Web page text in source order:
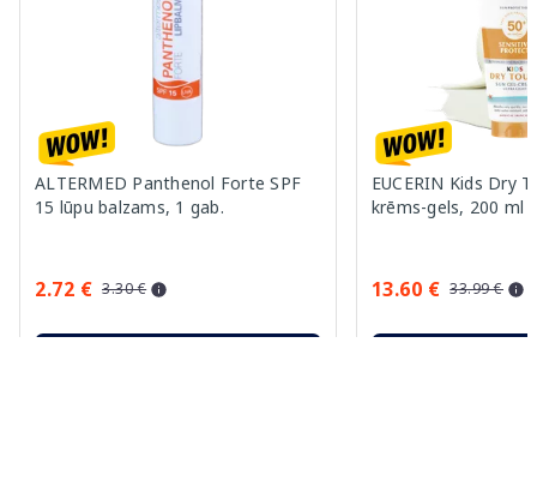
ALTERMED Panthenol Forte SPF
15 lūpu balzams, 1 gab.
2.72 € 3.30 €
EUCERIN Kids Dry
krēms-gels, 200 ml
13.60 € 33.99 €